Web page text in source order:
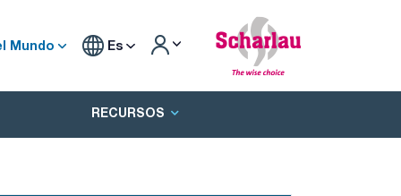
Mundo Es
RECURSOS